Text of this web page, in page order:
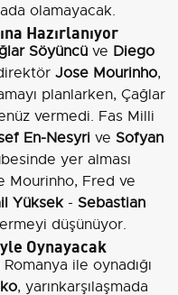
olamayacak.
Hazırlanıyor
Söyüncü ve Diego
Jose Mourinho,
planlarken, Çağlar
vermedi. Fas Milli
En-Nesyri ve Sofyan
yer alması
Mourinho, Fred ve
Yüksek- Sebastian
düşünüyor.
Oynayacak
ile oynadığı
, yarınkarşılaşmada